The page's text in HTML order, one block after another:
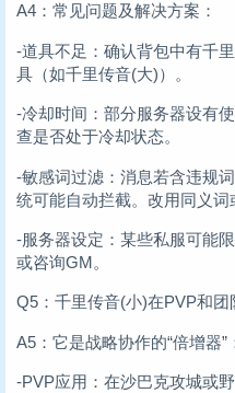
A4：常见问题及解决方案：
-道具不足：确认背包中有千
具（如千里传音(大)）。
-冷却时间：部分服务器设有
查是否处于冷却状态。
-敏感词过滤：消息若含违规
统可能自动拦截。改用同义词
-服务器设定：某些私服可能
或咨询GM。
Q5：千里传音(小)在PVP和团
A5：它是战略协作的“倍增器”
-PVP应用：在沙巴克攻城或